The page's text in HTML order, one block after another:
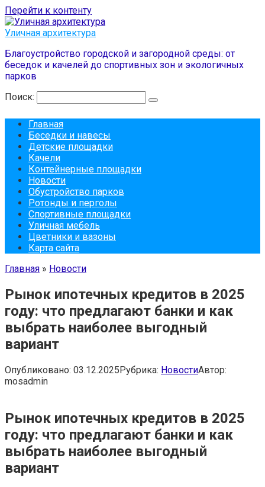
Перейти к контенту
Уличная архитектура
Благоустройство городской и загородной среды: от
беседок и качелей до спортивных зон и экологичных
парков
Поиск:
Главная
Беседки и навесы
Детские площадки
Качели
Контейнерные площадки
Новости
Обустройство парков
Ротонды и перголы
Спортивные площадки
Уличная мебель
Цветники и вазоны
Карта сайта
Главная » Новости
Рынок ипотечных кредитов в 2025
году: что предлагают банки и как
выбрать наиболее выгодный
вариант
Опубликовано: 03.12.2025Рубрика: НовостиАвтор:
mosadmin
Рынок ипотечных кредитов в 2025
году: что предлагают банки и как
выбрать наиболее выгодный
вариант